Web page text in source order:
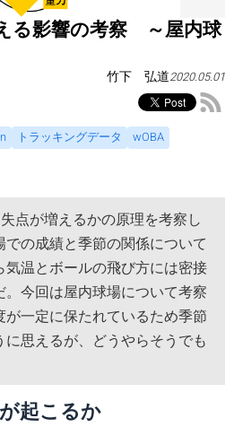
る影響の考察 ～屋内球
竹下 弘道2020.05.01
トラッキングデータ
wOBA
点が増えるかの原理を考察し
の成績と季節の関係について
温とボールの飛び方には密接
。今回は屋内球場について考察
一定に保たれているため季節
に思えるが、どうやらそうでも
起こるか